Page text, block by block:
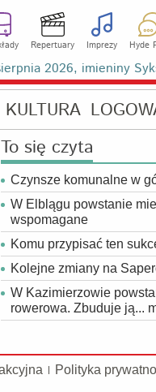
Repertuary Imprezy Hyde
2026, imieniny
KULTURA
To się czyta
Czynsze komunalne w
W Elblągu powstanie
wspomagane
Komu przypisać ten
Kolejne zmiany na
W Kazimierzowie
rowerowa. Zbuduje ją...
Polityka